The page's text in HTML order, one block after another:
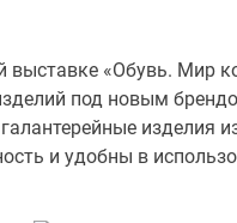
«Обувь. Мир
под новым
изделия
и удобны в